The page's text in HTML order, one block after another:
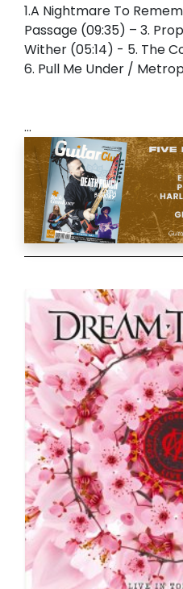
1.A Nightmare To
Passage (09:35) – 3.
Wither (05:14) - 5. The
6. Pull Me Under /
...